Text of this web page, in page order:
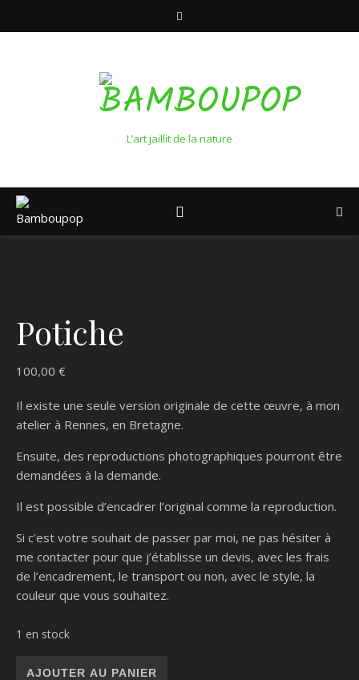
L’art jaillit de la nature
Potiche
100,00 €
Il existe une seule version originale de cette œuvre, à mon
atelier à Rennes, en Bretagne.
Ensuite, des reproductions photographiques pourront être
demandées à la demande.
Il est possible d’encadrer l’original comme la reproduction.
Si c’est votre souhait de passer par moi, ne pas hésiter à
me contacter pour que j’établisse un devis, avec les frais
de l’encadrement, le transport ou non, avec le style, la
couleur que vous souhaitez.
1 en stock
quantité de Potiche
AJOUTER AU PANIER